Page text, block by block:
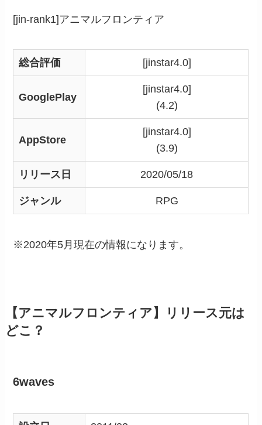
[jin-rank1]アニマルフロンティア
総合評価 [jinstar4.0]
GooglePlay
[jinstar4.0]
(4.2)
AppStore
[jinstar4.0]
(3.9)
リリース日 2020/05/18
ジャンル RPG
※2020年5月現在の情報になります。
【アニマルフロンティア】リリース元は
どこ？
6waves